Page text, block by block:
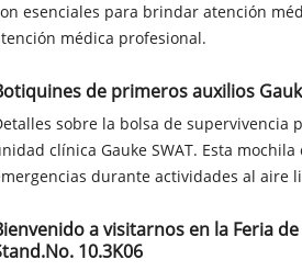
esenciales para brindar atención
médica profesional.
de primeros auxilios
sobre la bolsa de supervivencia
clínica Gauke SWAT. Esta
durante actividades al aire
a visitarnos en la Feria
10.3K06